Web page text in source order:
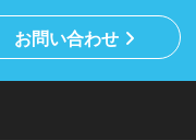
お問い合わせ